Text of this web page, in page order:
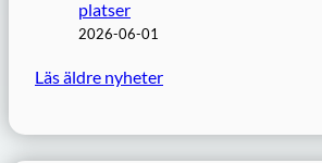
platser
2026-06-01
Läs äldre nyheter